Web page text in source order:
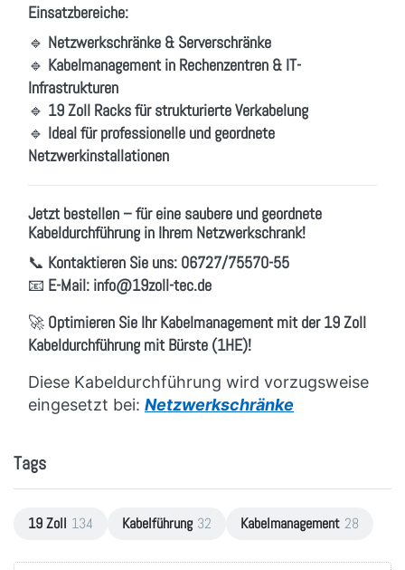
Einsatzbereiche:
🔹 Netzwerkschränke & Serverschränke
🔹 Kabelmanagement in Rechenzentren & IT-
Infrastrukturen
🔹 19 Zoll Racks für strukturierte Verkabelung
🔹 Ideal für professionelle und geordnete
Netzwerkinstallationen
Jetzt bestellen – für eine saubere und geordnete
Kabeldurchführung in Ihrem Netzwerkschrank!
📞 Kontaktieren Sie uns: 06727/75570-55
📧 E-Mail: info@19zoll-tec.de
🚀 Optimieren Sie Ihr Kabelmanagement mit der 19 Zoll
Kabeldurchführung mit Bürste (1HE)!
Diese Kabeldurchführung wird vorzugsweise
eingesetzt bei: Netzwerkschränke
Tags
19 Zoll 134 Kabelführung 32 Kabelmanagement 28